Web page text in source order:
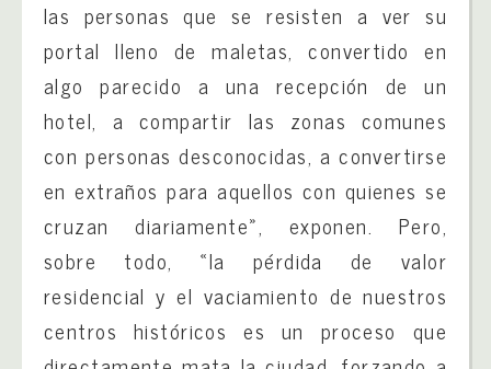
las personas que se resisten a ver su
portal lleno de maletas, convertido en
algo parecido a una recepción de un
hotel, a compartir las zonas comunes
con personas desconocidas, a convertirse
en extraños para aquellos con quienes se
cruzan diariamente», exponen. Pero,
sobre todo, «la pérdida de valor
residencial y el vaciamiento de nuestros
centros históricos es un proceso que